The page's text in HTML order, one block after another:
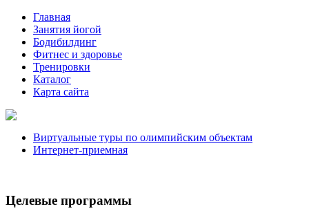
Главная
Занятия йогой
Бодибилдинг
Фитнес и здоровье
Тренировки
Каталог
Карта сайта
Виртуальные туры по олимпийским объектам
Интернет-приемная
Целевые программы